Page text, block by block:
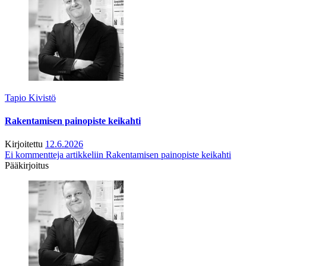
Tapio Kivistö
Rakentamisen painopiste keikahti
Kirjoitettu 12.6.2026
Ei kommentteja artikkeliin Rakentamisen painopiste keikahti
Pääkirjoitus